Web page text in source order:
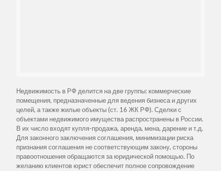
Недвижимость в РФ делится на две группы: коммерческие
помещения, предназначенные для ведения бизнеса и других
целей, а также жилые объекты (ст. 16 ЖК РФ). Сделки с
объектами недвижимого имущества распространены в России.
В их число входят купля-продажа, аренда, мена, дарение и т.д.
Для законного заключения соглашения, минимизации риска
признания соглашения не соответствующим закону, стороны
правоотношения обращаются за юридической помощью. По
желанию клиентов юрист обеспечит полное сопровождение